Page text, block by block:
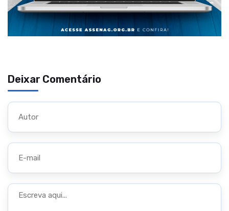
Deixar Comentário